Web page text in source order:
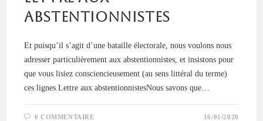
abstentionnistes
Et puisqu’il s’agit d’une bataille électorale, nous voulons nous
adresser particulièrement aux abstentionnistes, et insistons pour
que vous lisiez consciencieusement (au sens littéral du terme)
ces lignes.Lettre aux abstentionnistesNous savons que…
0 COMMENTAIRE 16/01/2020